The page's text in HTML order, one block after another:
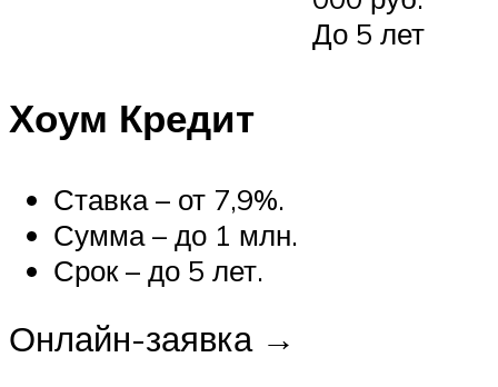
До 5 лет
Хоум Кредит
Ставка – от 7,9%.
Сумма – до 1 млн.
Срок – до 5 лет.
Онлайн-заявка →